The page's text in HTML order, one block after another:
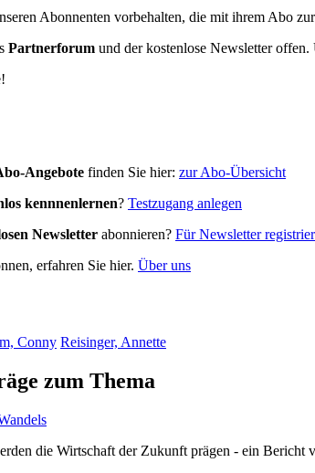
Abonnenten vorbehalten, die mit ihrem Abo
Partnerforum und der kostenlose Newsletter
Angebote finden Sie hier: zur Abo-Übersicht
kennnenlernen? Testzugang anlegen
Newsletter abonnieren? Für Newsletter
erfahren Sie hier. Über uns
Conny Reisinger, Annette
zum Thema
die Wirtschaft der Zukunft prägen - ein Bericht